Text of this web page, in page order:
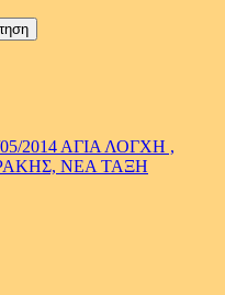
2014 ΑΓΙΑ ΛΟΓΧΗ ,
NEA TAΞΗ